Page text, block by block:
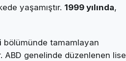
yaşamıştır. 1999 yılında,
bölümünde tamamlayan
ABD genelinde düzenlenen lise